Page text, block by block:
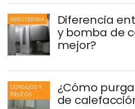
AEROTERMIA
Diferencia
y bomba de
mejor?
CONSEJOS Y
TRUCOS
¿Cómo
de